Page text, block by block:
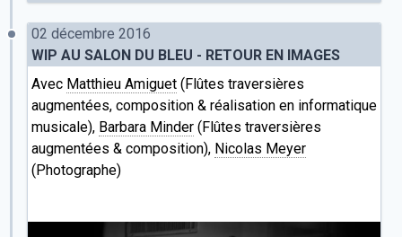
02 décembre 2016
WIP AU SALON DU BLEU - RETOUR EN IMAGES
Avec Matthieu Amiguet (Flûtes traversières
augmentées, composition & réalisation en informatique
musicale), Barbara Minder (Flûtes traversières
augmentées & composition), Nicolas Meyer
(Photographe)